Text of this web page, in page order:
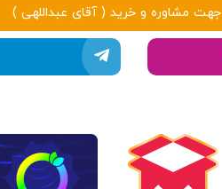
جهت مشاوره و خرید ( آقای عبداللهی )